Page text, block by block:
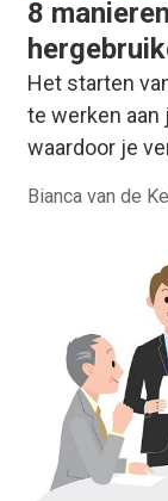
8
Het starten
te werken aan
waardoor je
Bianca van de